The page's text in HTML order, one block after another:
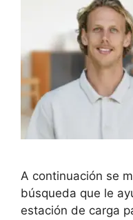
A continuación se
búsqueda que le
estación de carga